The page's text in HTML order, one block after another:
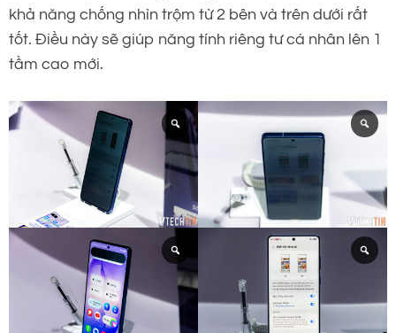
khả năng chống nhìn trộm từ 2 bên và trên dưới rất
tốt. Điều này sẽ giúp năng tính riêng tư cá nhân lên 1
tầm cao mới.